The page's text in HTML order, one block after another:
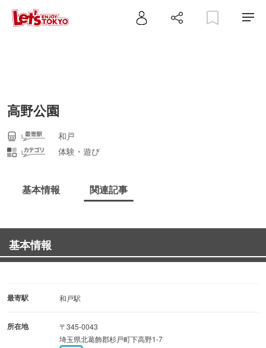
高野公園
和戸
体験・遊び
基本情報 関連記事
基本情報
最寄駅 和戸駅
所在地
〒345-0043
埼玉県北葛飾郡杉戸町下高野1-7